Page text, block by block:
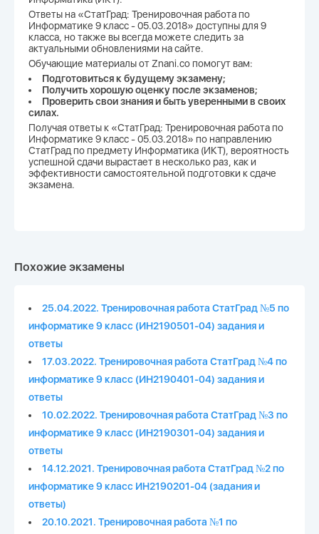
Ответы на «СтатГрад: Тренировочная работа по
Информатике 9 класс - 05.03.2018» доступны для 9
класса, но также вы всегда можете следить за
актуальными обновлениями на сайте.
Обучающие материалы от Znani.co помогут вам:
Подготовиться к будущему экзамену;
Получить хорошую оценку после экзаменов;
Проверить свои знания и быть уверенными в своих
силах.
Получая ответы к «СтатГрад: Тренировочная работа по
Информатике 9 класс - 05.03.2018» по направлению
СтатГрад по предмету Информатика (ИКТ), вероятность
успешной сдачи вырастает в несколько раз, как и
эффективности самостоятельной подготовки к сдаче
экзамена.
Похожие экзамены
25.04.2022. Тренировочная работа СтатГрад №5 по
информатике 9 класс (ИН2190501-04) задания и
ответы
17.03.2022. Тренировочная работа СтатГрад №4 по
информатике 9 класс (ИН2190401-04) задания и
ответы
10.02.2022. Тренировочная работа СтатГрад №3 по
информатике 9 класс (ИН2190301-04) задания и
ответы
14.12.2021. Тренировочная работа СтатГрад №2 по
информатике 9 класс ИН2190201-04 (задания и
ответы)
20.10.2021. Тренировочная работа №1 по